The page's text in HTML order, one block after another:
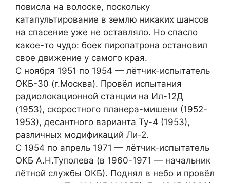
повисла на волоске, поскольку
катапультирование в землю никаких шансов
на спасение уже не оставляло. Но спасло
какое-то чудо: боек пиропатрона остановил
свое движение у самого края.
С ноября 1951 по 1954 — лётчик-испытатель
ОКБ-30 (г.Москва). Провёл испытания
радиолокационной станции на Ил-12Д
(1953), скоростного планера-мишени (1952-
1953), десантного варианта Ту-4 (1953),
различных модификаций Ли-2.
С 1954 по апрель 1971 — лётчик-испытатель
ОКБ А.Н.Туполева (в 1960-1971 — начальник
лётной службы ОКБ). Поднял в небо и провёл